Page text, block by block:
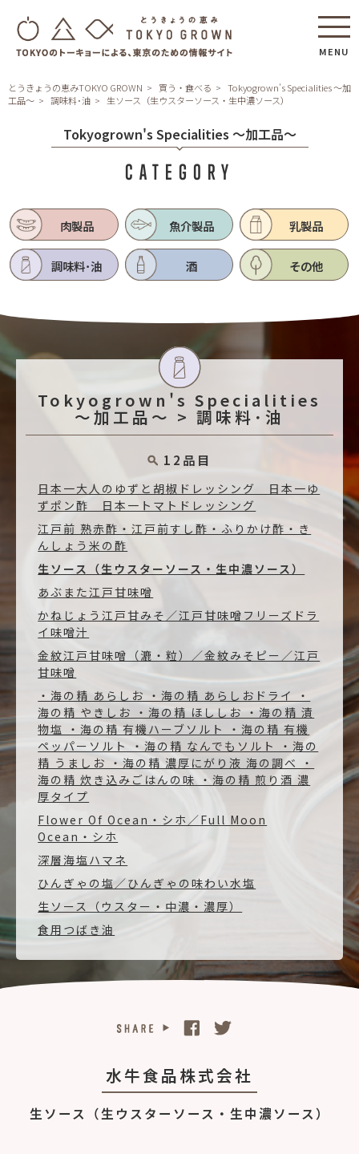
MENU
とうきょうの恵みTOKYO GROWN 買う・食べる
Tokyogrown's Specialities ～加
工品～
調味料･油 生ソース（生ウスターソース・生中濃ソース）
Tokyogrown's Specialities ～加工品～
CATEGORY
肉製品 魚介製品 乳製品
調味料･油 酒 その他
Tokyogrown's Specialities
～加工品～ > 調味料･油
12品目
日本一大人のゆずと胡椒ドレッシング 日本一ゆ
ずポン酢 日本一トマトドレッシング
江戸前 熟赤酢・江戸前すし酢・ふりかけ酢・き
んしょう米の酢
生ソース（生ウスターソース・生中濃ソース）
あぶまた江戸甘味噌
かねじょう江戸甘みそ／江戸甘味噌フリーズドラ
イ味噌汁
金紋江戸甘味噌（漉・粒）／金紋みそピー／江戸
甘味噌
・海の精 あらしお ・海の精 あらしおドライ ・
海の精 やきしお ・海の精 ほししお ・海の精 漬
物塩 ・海の精 有機ハーブソルト ・海の精 有機
ペッパーソルト ・海の精 なんでもソルト ・海の
精 うましお ・海の精 濃厚にがり液 海の調べ ・
海の精 炊き込みごはんの味 ・海の精 煎り酒 濃
厚タイプ
Flower Of Ocean・シホ／Full Moon
Ocean・シホ
深層海塩ハマネ
ひんぎゃの塩／ひんぎゃの味わい水塩
生ソース（ウスター・中濃・濃厚）
食用つばき油
水牛食品株式会社
生ソース（生ウスターソース・生中濃ソース）